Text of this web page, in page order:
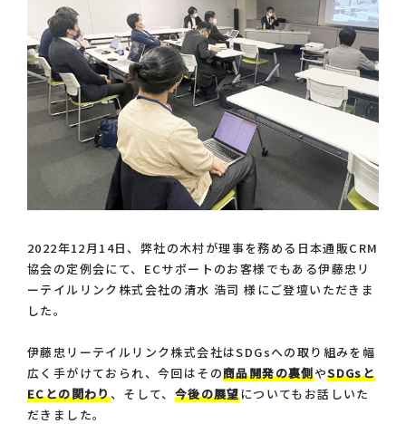
2022年12月14日、弊社の木村が理事を務める日本通販CRM
協会の定例会にて、ECサポートのお客様でもある伊藤忠リ
ーテイルリンク株式会社の清水 浩司 様にご登壇いただきま
した。
伊藤忠リーテイルリンク株式会社はSDGsへの取り組みを幅
広く手がけておられ、今回はその商品開発の裏側やSDGsと
ECとの関わり、そして、 今後の展望についてもお話しいた
だきました。